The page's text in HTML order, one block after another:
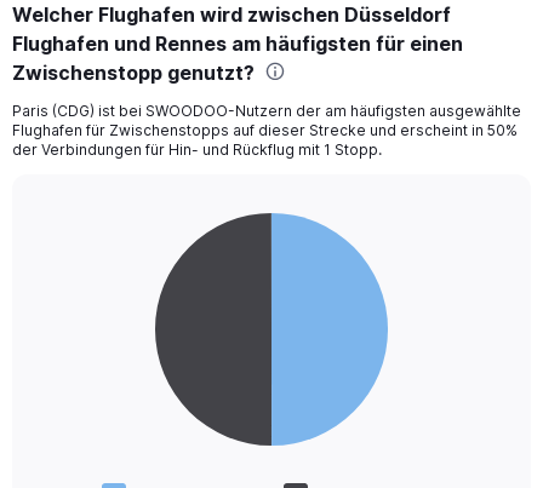
Welcher Flughafen wird zwischen Düsseldorf
Flughafen und Rennes am häufigsten für einen
Zwischenstopp genutzt?
Paris (CDG) ist bei SWOODOO-Nutzern der am häufigsten ausgewählte
Flughafen für Zwischenstopps auf dieser Strecke und erscheint in 50%
der Verbindungen für Hin- und Rückflug mit 1 Stopp.